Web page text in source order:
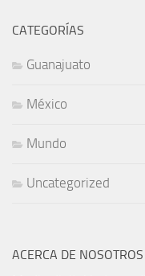
CATEGORÍAS
Guanajuato
México
Mundo
Uncategorized
ACERCA DE NOSOTROS